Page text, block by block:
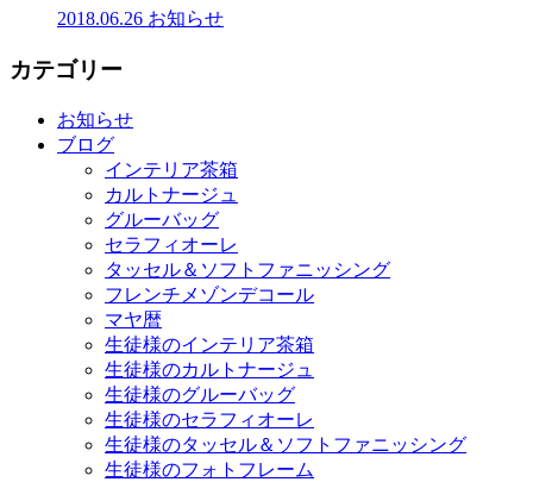
2018.06.26 お知らせ
カテゴリー
お知らせ
ブログ
インテリア茶箱
カルトナージュ
グルーバッグ
セラフィオーレ
タッセル＆ソフトファニッシング
フレンチメゾンデコール
マヤ暦
生徒様のインテリア茶箱
生徒様のカルトナージュ
生徒様のグルーバッグ
生徒様のセラフィオーレ
生徒様のタッセル＆ソフトファニッシング
生徒様のフォトフレーム